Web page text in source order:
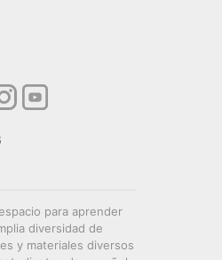
para aprender
diversidad de
y materiales diversos